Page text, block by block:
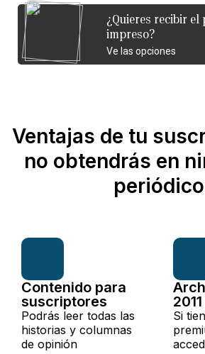
¿Quieres recibir el
impreso?
Ve las opciones
Ventajas de tu
no obtendrás en
periódico
Contenido para
suscriptores
Podrás leer todas las
historias y columnas
de opinión
2011
Si